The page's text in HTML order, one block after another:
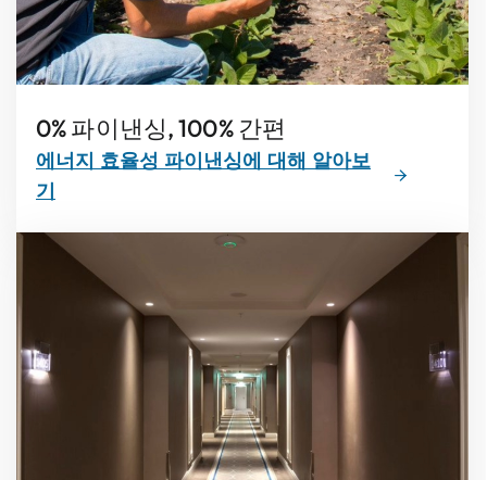
0% 파이낸싱, 100% 간편
에너지 효율성 파이낸싱에 대해 알아보
기